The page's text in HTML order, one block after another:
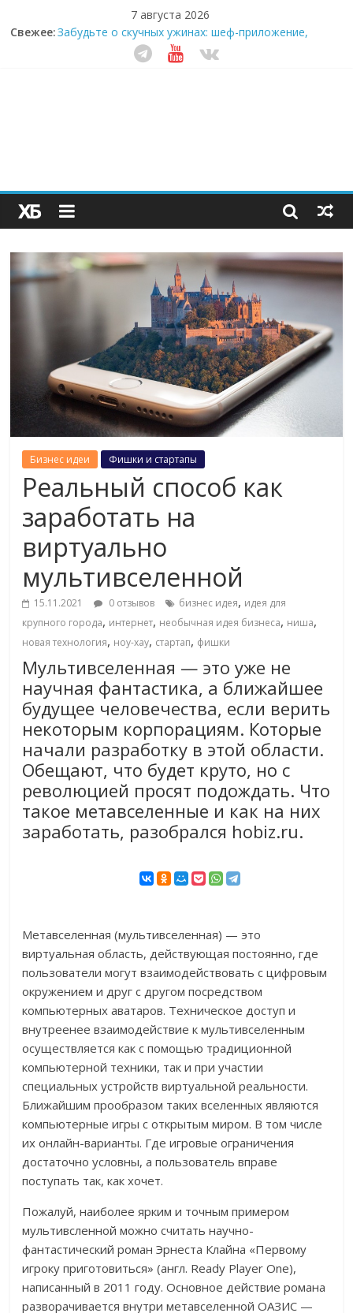
7 августа 2026
Свежее:
Секрет супергидратации: почему кокосовая вода с
пребиотиками становится главным трендом
здорового питания
Как простая наклейка заставляет миллионы людей
не забывать о самом важном креме этим летом
Бизнес идеи Фишки и стартапы
Реальный способ как
заработать на
виртуально
мультивселенной
15.11.2021 0 отзывов бизнес идея, идея для
крупного города, интернет, необычная идея бизнеса, ниша,
новая технология, ноу-хау, стартап, фишки
Мультивселенная — это уже не
научная фантастика, а ближайшее
будущее человечества, если верить
некоторым корпорациям. Которые
начали разработку в этой области.
Обещают, что будет круто, но с
революцией просят подождать. Что
такое метавселенные и как на них
заработать, разобрался hobiz.ru.
Метавселенная (мультивселенная) — это
виртуальная область, действующая постоянно, где
пользователи могут взаимодействовать с цифровым
окружением и друг с другом посредством
компьютерных аватаров. Техническое доступ и
внутреенее взаимодействие к мультивселенным
осуществляется как с помощью традиционной
компьютерной техники, так и при участии
специальных устройств виртуальной реальности.
Ближайшим прообразом таких вселенных являются
компьютерные игры с открытым миром. В том числе
их онлайн-варианты. Где игровые ограничения
достаточно условны, а пользователь вправе
поступать так, как хочет.
Пожалуй, наиболее ярким и точным примером
мультивсленной можно считать научно-
фантастический роман Эрнеста Клайна «Первому
игроку приготовиться» (англ. Ready Player One),
написанный в 2011 году. Основное действие романа
разворачивается внутри метавселенной ОАЗИС —